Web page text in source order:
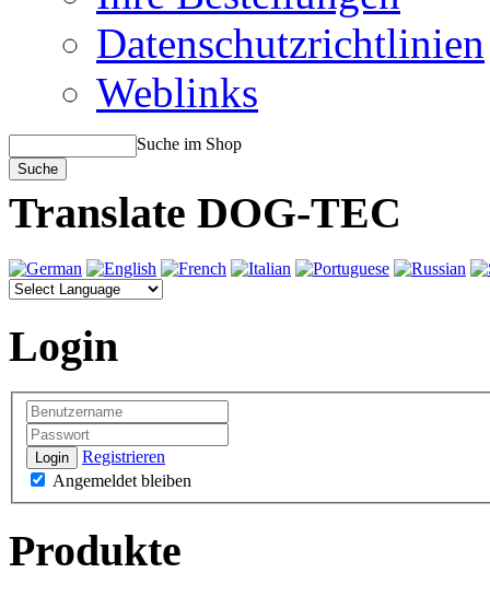
Datenschutzrichtlinien
Weblinks
Suche im Shop
Translate DOG-TEC
Login
Login
Registrieren
Angemeldet bleiben
Produkte